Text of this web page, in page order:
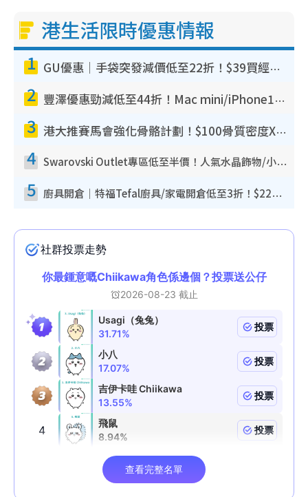
港生活限時優惠情報
1 GU優惠｜手袋突發減價低至22折！$39買經典波士頓包/餃子袋！飾物同步減價$29起！
2 豐澤優惠勁減低至44折！Mac mini/iPhone17Pro大減價！廚房家電$220起
3 港大推賽馬會強化骨骼計劃！$100骨質密度X光檢查 完成免費運動訓練送超市禮券！附參加資格
4 Swarovski Outlet專區低至半價！人氣水晶飾物/小擺設$138起！迪士尼款/水晶高跟鞋都有平
5 廚具開倉｜特福Tefal廚具/家電開倉低至3折！$220起買平底鍋/炒鑊/湯煲！電飯煲/吸塵機/燙斗$418起